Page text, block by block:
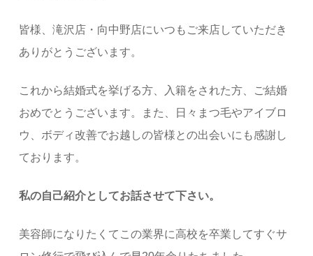
皆様、滝沢店・向中野店にいつもご来店していただき
ありがとうございます。
これから結婚式を挙げる方、入籍をされた方、ご結婚
おめでとうございます。また、日々まつ毛やアイブロ
ウ、ボディ改善でお越しの皆様との出会いにも感謝し
ております。
私の自己紹介としてお話させて下さい。
美容師になりたくてこの業界に高校を卒業してすぐサ